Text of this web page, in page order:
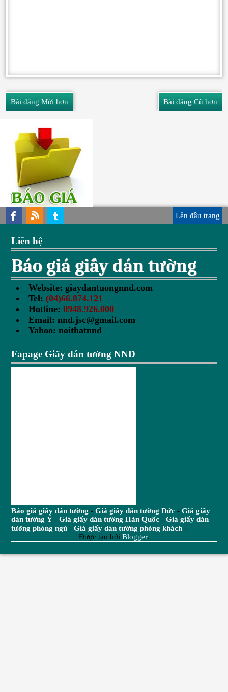
Bài đăng Mới hơn Bài đăng Cũ hơn
Lên đầu trang
Liên hệ
Báo giá giấy dán tường
Website: giaydantuongnnd.com
Tel: (04)66.874.121
Hotline: 0948.926.000
Email: nnd.jsc@gmail.com
Yahoo: noithatnnd
Fapage Giấy dán tường NND
Báo giá giấy dán tường - Giá giấy dán tường Đức- Giá giấy
dán tường Ý- Giá giấy dán tường Hàn Quốc- Giá giấy dán
tường phòng ngủ- Giá giấy dán tường phòng khách-
Được tạo bởi Blogger.